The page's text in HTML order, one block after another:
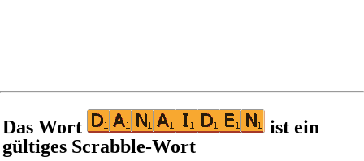
Das Wort
ist ein
gültiges Scrabble-Wort